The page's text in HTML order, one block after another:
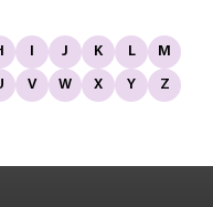
I J K L
M
V W X Y Z